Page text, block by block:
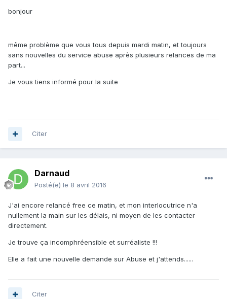
bonjour
même problème que vous tous depuis mardi matin, et toujours
sans nouvelles du service abuse après plusieurs relances de ma
part...
Je vous tiens informé pour la suite
Citer
Darnaud
Posté(e) le 8 avril 2016
J'ai encore relancé free ce matin, et mon interlocutrice n'a
nullement la main sur les délais, ni moyen de les contacter
directement.
Je trouve ça incomphréensible et surréaliste !!!
Elle a fait une nouvelle demande sur Abuse et j'attends......
Citer